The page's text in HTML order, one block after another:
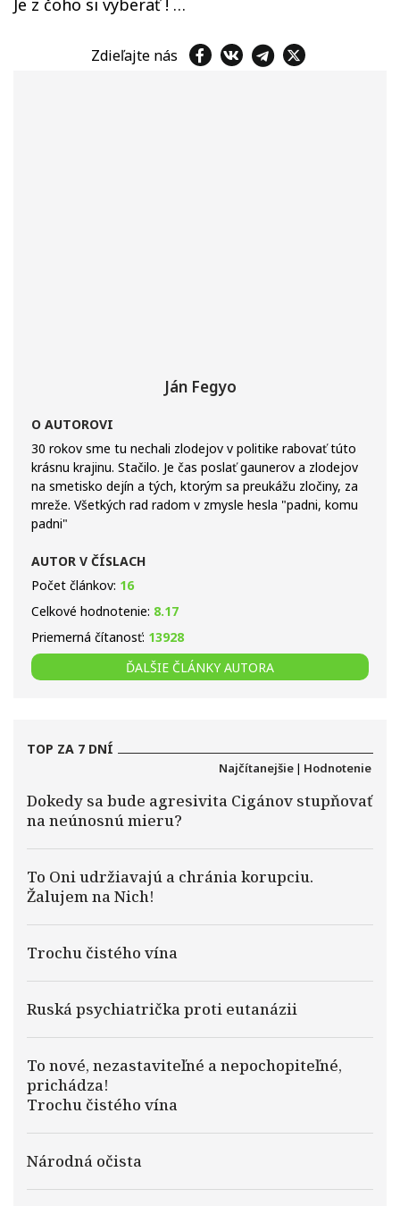
Je z čoho si vyberať ! …
Zdieľajte nás
Ján Fegyo
O AUTOROVI
30 rokov sme tu nechali zlodejov v politike rabovať túto
krásnu krajinu. Stačilo. Je čas poslať gaunerov a zlodejov
na smetisko dejín a tých, ktorým sa preukážu zločiny, za
mreže. Všetkých rad radom v zmysle hesla "padni, komu
padni"
AUTOR V ČÍSLACH
Počet článkov: 16
Celkové hodnotenie: 8.17
Priemerná čítanosť: 13928
ĎALŠIE ČLÁNKY AUTORA
TOP ZA 7 DNÍ
Najčítanejšie | Hodnotenie
Dokedy sa bude agresivita Cigánov stupňovať
na neúnosnú mieru?
To Oni udržiavajú a chránia korupciu.
Žalujem na Nich!
Trochu čistého vína
Ruská psychiatrička proti eutanázii
To nové, nezastaviteľné a nepochopiteľné,
prichádza!
Trochu čistého vína
Národná očista